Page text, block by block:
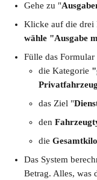
Gehe zu "
Klicke auf die drei
wähle "Ausgabe
Fülle das Formular
die Kategorie
das Ziel "
den
die
Das System
Betrag. Alles, was